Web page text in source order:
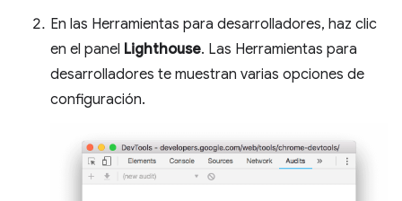
En las Herramientas para desarrolladores, haz clic
en el panel Lighthouse. Las Herramientas para
desarrolladores te muestran varias opciones de
configuración.